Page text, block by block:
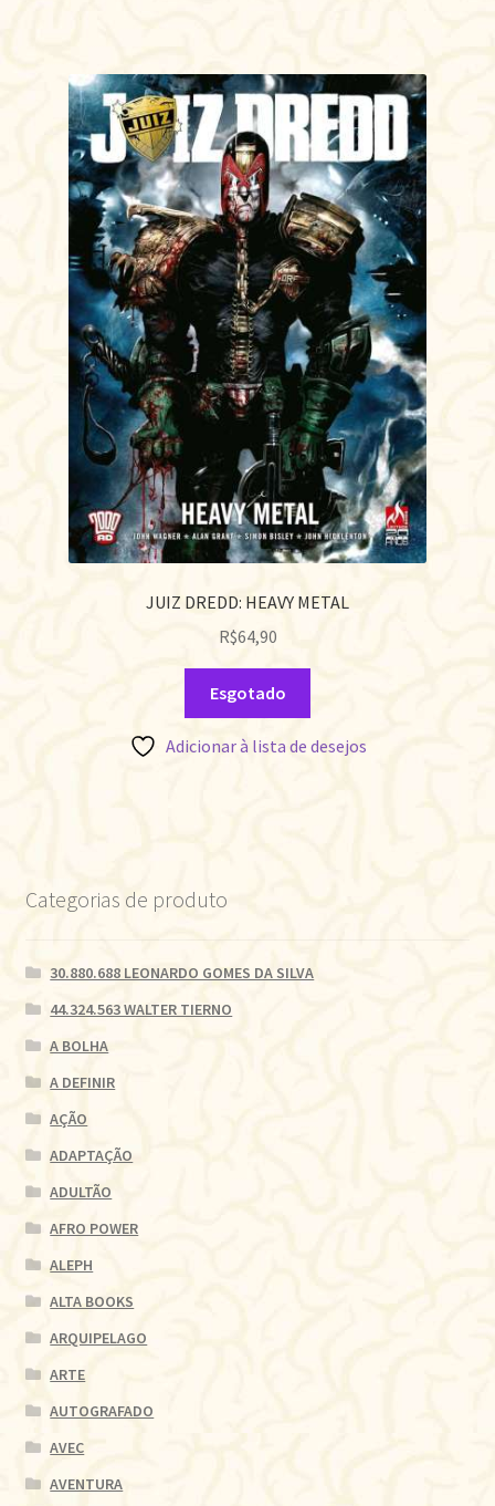
JUIZ DREDD: HEAVY METAL
R$64,90
Esgotado
Adicionar à lista de desejos
Categorias de produto
30.880.688 LEONARDO GOMES DA SILVA
44.324.563 WALTER TIERNO
A BOLHA
A DEFINIR
AÇÃO
ADAPTAÇÃO
ADULTÃO
AFRO POWER
ALEPH
ALTA BOOKS
ARQUIPELAGO
ARTE
AUTOGRAFADO
AVEC
AVENTURA